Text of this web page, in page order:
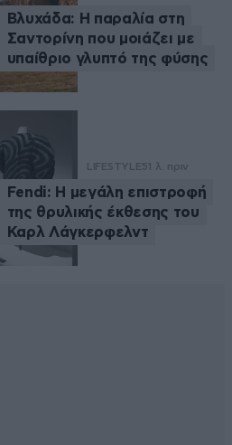
Βλυχάδα: Η παραλία στη
Σαντορίνη που μοιάζει με
υπαίθριο γλυπτό της φύσης
LIFESTYLE51 λ. πριν
Fendi: Η μεγάλη επιστροφή
της θρυλικής έκθεσης του
Καρλ Λάγκερφελντ